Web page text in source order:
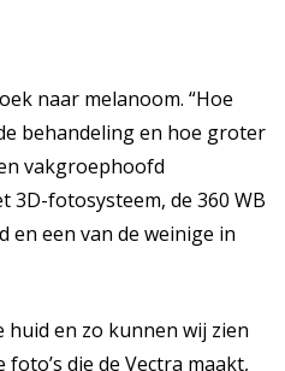
naar melanoom. “Hoe
behandeling en hoe groter
vakgroephoofd
3D-fotosysteem, de 360 WB
en een van de weinige in
huid en zo kunnen wij zien
die de Vectra maakt,